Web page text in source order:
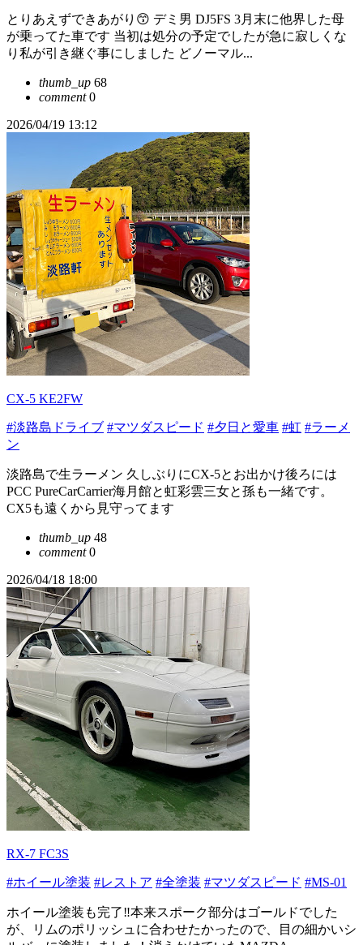
とりあえずできあがり😙 デミ男 DJ5FS 3月末に他界した母
が乗ってた車です 当初は処分の予定でしたが急に寂しくな
り私が引き継ぐ事にしました どノーマル...
thumb_up 68
comment0
2026/04/19 13:12
CX-5 KE2FW
#淡路島ドライブ #マツダスピード #夕日と愛車 #虹 #ラーメ
ン
淡路島で生ラーメン 久しぶりにCX-5とお出かけ後ろには
PCC PureCarCarrier海月館と虹彩雲三女と孫も一緒です。
CX5も遠くから見守ってます
thumb_up 48
comment0
2026/04/18 18:00
RX-7 FC3S
#ホイール塗装 #レストア #全塗装 #マツダスピード #MS-01
ホイール塗装も完了‼︎本来スポーク部分はゴールドでした
が、リムのポリッシュに合わせたかったので、目の細かいシ